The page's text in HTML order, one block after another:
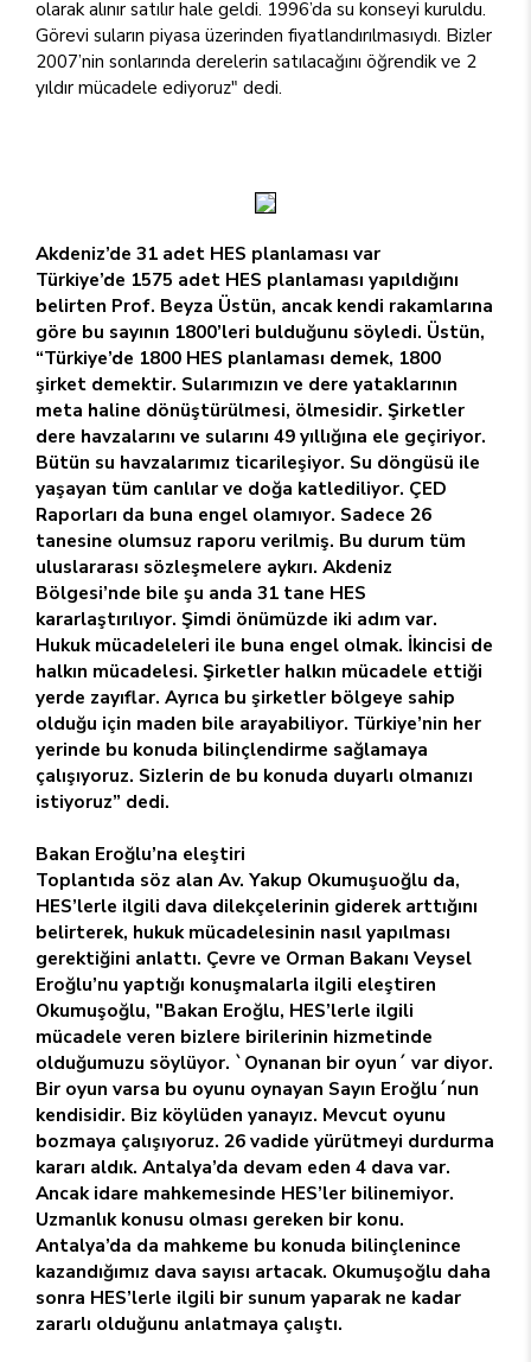
olarak alınır satılır hale geldi. 1996’da su konseyi kuruldu.
Görevi suların piyasa üzerinden fiyatlandırılmasıydı. Bizler
2007’nin sonlarında derelerin satılacağını öğrendik ve 2
yıldır mücadele ediyoruz" dedi.
Akdeniz’de 31 adet HES planlaması var
Türkiye’de 1575 adet HES planlaması yapıldığını
belirten Prof. Beyza Üstün, ancak kendi rakamlarına
göre bu sayının 1800’leri bulduğunu söyledi. Üstün,
“Türkiye’de 1800 HES planlaması demek, 1800
şirket demektir. Sularımızın ve dere yataklarının
meta haline dönüştürülmesi, ölmesidir. Şirketler
dere havzalarını ve sularını 49 yıllığına ele geçiriyor.
Bütün su havzalarımız ticarileşiyor. Su döngüsü ile
yaşayan tüm canlılar ve doğa katlediliyor. ÇED
Raporları da buna engel olamıyor. Sadece 26
tanesine olumsuz raporu verilmiş. Bu durum tüm
uluslararası sözleşmelere aykırı. Akdeniz
Bölgesi’nde bile şu anda 31 tane HES
kararlaştırılıyor. Şimdi önümüzde iki adım var.
Hukuk mücadeleleri ile buna engel olmak. İkincisi de
halkın mücadelesi. Şirketler halkın mücadele ettiği
yerde zayıflar. Ayrıca bu şirketler bölgeye sahip
olduğu için maden bile arayabiliyor. Türkiye’nin her
yerinde bu konuda bilinçlendirme sağlamaya
çalışıyoruz. Sizlerin de bu konuda duyarlı olmanızı
istiyoruz” dedi.
Bakan Eroğlu’na eleştiri
Toplantıda söz alan Av. Yakup Okumuşuoğlu da,
HES’lerle ilgili dava dilekçelerinin giderek arttığını
belirterek, hukuk mücadelesinin nasıl yapılması
gerektiğini anlattı. Çevre ve Orman Bakanı Veysel
Eroğlu’nu yaptığı konuşmalarla ilgili eleştiren
Okumuşoğlu, "Bakan Eroğlu, HES’lerle ilgili
mücadele veren bizlere birilerinin hizmetinde
olduğumuzu söylüyor. `Oynanan bir oyun´ var diyor.
Bir oyun varsa bu oyunu oynayan Sayın Eroğlu´nun
kendisidir. Biz köylüden yanayız. Mevcut oyunu
bozmaya çalışıyoruz. 26 vadide yürütmeyi durdurma
kararı aldık. Antalya’da devam eden 4 dava var.
Ancak idare mahkemesinde HES’ler bilinemiyor.
Uzmanlık konusu olması gereken bir konu.
Antalya’da da mahkeme bu konuda bilinçlenince
kazandığımız dava sayısı artacak. Okumuşoğlu daha
sonra HES’lerle ilgili bir sunum yaparak ne kadar
zararlı olduğunu anlatmaya çalıştı.